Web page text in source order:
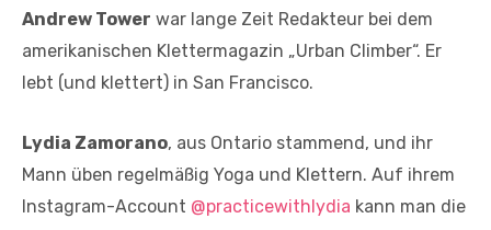
Andrew Tower war lange Zeit Redakteur bei dem
amerikanischen Klettermagazin „Urban Climber“. Er
lebt (und klettert) in San Francisco.
Lydia Zamorano, aus Ontario stammend, und ihr
Mann üben regelmäßig Yoga und Klettern. Auf ihrem
Instagram-Account @practicewithlydia kann man die